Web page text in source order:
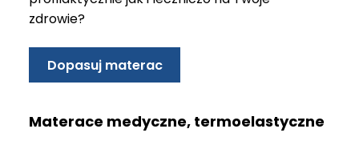
zdrowie?
Dopasuj materac
Materace medyczne, termoelastyczne